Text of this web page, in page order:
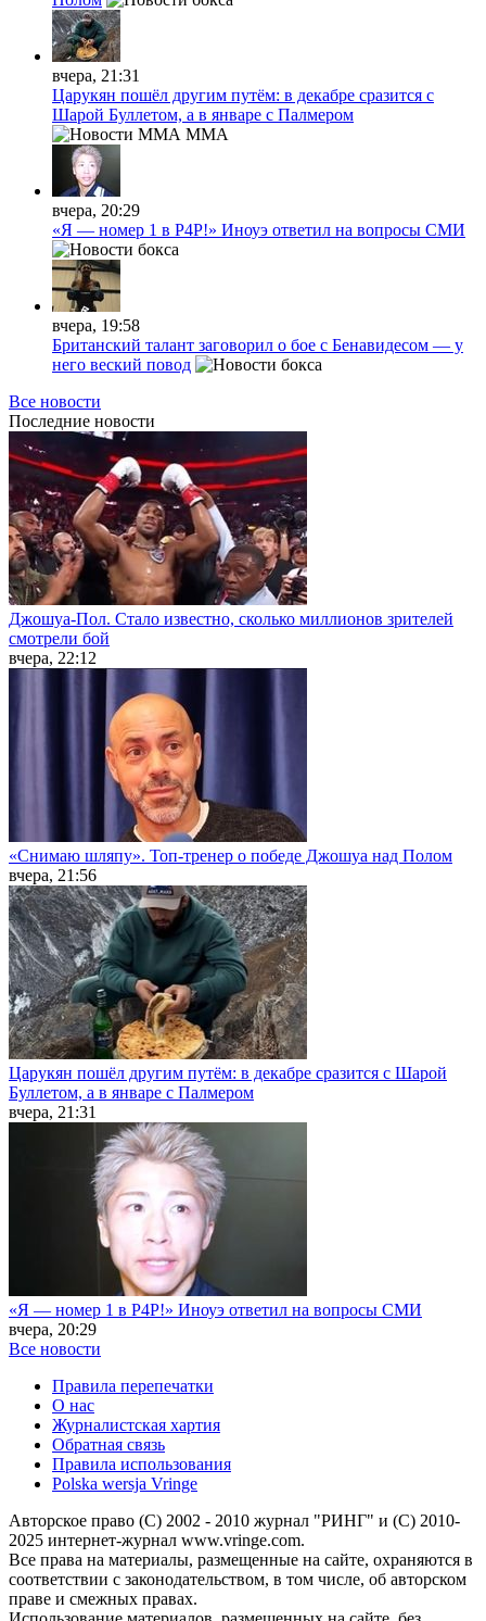
вчера, 21:31
Царукян пошёл другим путём: в декабре сразится с
Шарой Буллетом, а в январе с Палмером
MMA
вчера, 20:29
«Я — номер 1 в P4P!» Иноуэ ответил на вопросы СМИ
вчера, 19:58
Британский талант заговорил о бое с Бенавидесом — у
него веский повод
Все новости
Последние новости
Джошуа-Пол. Стало известно, сколько миллионов зрителей
смотрели бой
вчера, 22:12
«Снимаю шляпу». Топ-тренер о победе Джошуа над Полом
вчера, 21:56
Царукян пошёл другим путём: в декабре сразится с Шарой
Буллетом, а в январе с Палмером
вчера, 21:31
«Я — номер 1 в P4P!» Иноуэ ответил на вопросы СМИ
вчера, 20:29
Все новости
Правила перепечатки
О нас
Журналистская хартия
Обратная связь
Правила использования
Polska wersja Vringe
Авторское право (С) 2002 - 2010 журнал "РИНГ" и (С) 2010-
2025 интернет-журнал www.vringe.com.
Все права на материалы, размещенные на сайте, охраняются в
соответствии с законодательством, в том числе, об авторском
праве и смежных правах.